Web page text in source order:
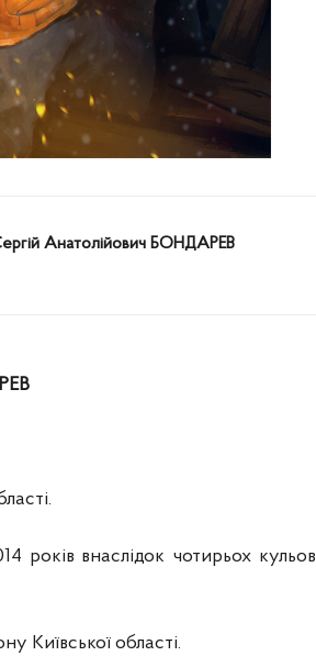
Анатолійович БОНДАРЕВ
років внаслідок чотирьох
Київської області.